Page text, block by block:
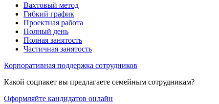
Вахтовый метод
Гибкий график
Проектная работа
Полный день
Полная занятость
Частичная занятость
Корпоративная поддержка сотрудников
Какой соцпакет вы предлагаете семейным сотрудникам?
Оформляйте кандидатов онлайн